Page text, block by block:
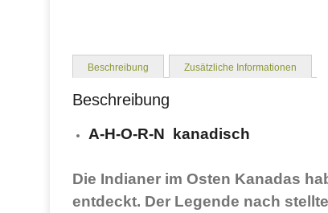
Beschreibung Zusätzliche Informationen
Beschreibung
A-H-O-R-N kanadisch
Die Indianer im Osten Kanadas
entdeckt. Der Legende nach